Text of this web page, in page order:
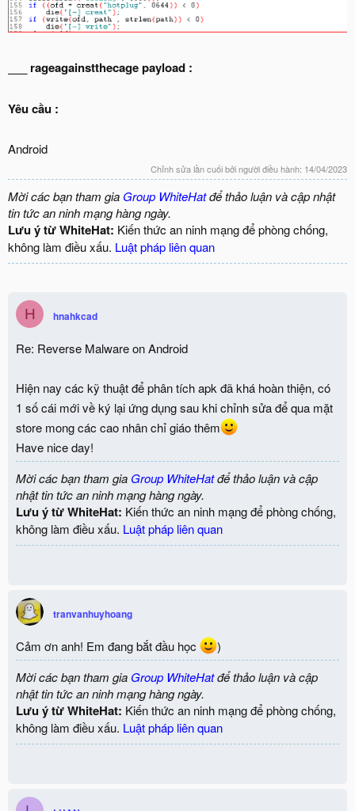
___ rageagainstthecage payload :
Yêu cầu :
Android
Chỉnh sửa lần cuối bởi người điều hành: 14/04/2023
Mời các bạn tham gia Group WhiteHatđể thảo luận và cập nhật
tin tức an ninh mạng hàng ngày.
Lưu ý từ WhiteHat: Kiến thức an ninh mạng để phòng chống,
không làm điều xấu. Luật pháp liên quan
H hnahkcad
Re: Reverse Malware on Android
Hiện nay các kỹ thuật để phân tích apk đã khá hoàn thiện, có
1 số cái mới về ký lại ứng dụng sau khi chỉnh sửa để qua mặt
store mong các cao nhân chỉ giáo thêm
Have nice day!
Mời các bạn tham gia Group WhiteHatđể thảo luận và cập
nhật tin tức an ninh mạng hàng ngày.
Lưu ý từ WhiteHat: Kiến thức an ninh mạng để phòng chống,
không làm điều xấu. Luật pháp liên quan
tranvanhuyhoang
Cảm ơn anh! Em đang bắt đầu học
)
Mời các bạn tham gia Group WhiteHatđể thảo luận và cập
nhật tin tức an ninh mạng hàng ngày.
Lưu ý từ WhiteHat: Kiến thức an ninh mạng để phòng chống,
không làm điều xấu. Luật pháp liên quan